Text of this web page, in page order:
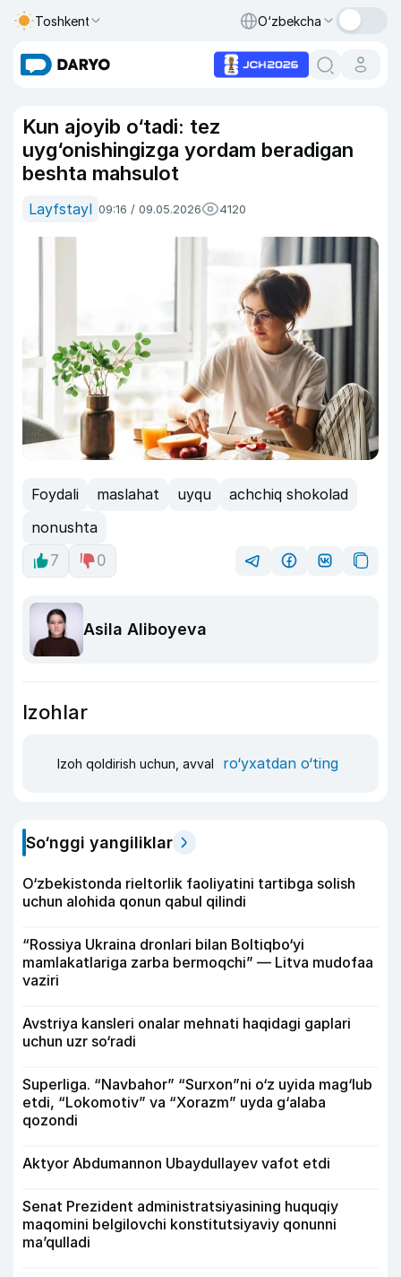
Toshkent O‘zbekcha
Kun ajoyib o‘tadi: tez
uyg‘onishingizga yordam beradigan
beshta mahsulot
Layfstayl 09:16 / 09.05.2026 4120
Foydali maslahat uyqu
achchiq shokolad
nonushta
7
0
Asila Aliboyeva
Izohlar
Izoh qoldirish uchun, avval ro‘yxatdan o‘ting
So‘nggi yangiliklar
O‘zbekistonda rieltorlik faoliyatini tartibga solish
uchun alohida qonun qabul qilindi
“Rossiya Ukraina dronlari bilan Boltiqbo‘yi
mamlakatlariga zarba bermoqchi” — Litva mudofaa
vaziri
Avstriya kansleri onalar mehnati haqidagi gaplari
uchun uzr so‘radi
Superliga. “Navbahor” “Surxon”ni o‘z uyida mag‘lub
etdi, “Lokomotiv” va “Xorazm” uyda g‘alaba
qozondi
Aktyor Abdu­mannon Ubaydullayev vafot etdi
Senat Prezident administratsiyasining huquqiy
maqomini belgilovchi konstitutsiyaviy qonunni
ma’qulladi